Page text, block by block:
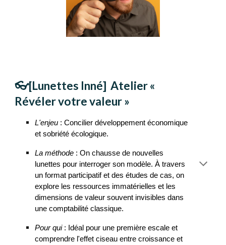
👓[Lunettes Inné] Atelier «
Révéler votre valeur »
L'enjeu : Concilier développement économique
et sobriété écologique.
La méthode : On chausse de nouvelles
lunettes pour interroger son modèle. À travers
un format participatif et des études de cas, on
explore les ressources immatérielles et les
dimensions de valeur souvent invisibles dans
une comptabilité classique.
Pour qui: Idéal pour une première escale et
comprendre l'effet ciseau entre croissance et